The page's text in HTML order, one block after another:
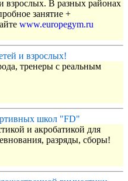
взрослых. В разных районах
занятие +
www.europegym.ru
и взрослых!
тренеры с реальным
школ "FD"
и акробатикой для
разряды, сборы!